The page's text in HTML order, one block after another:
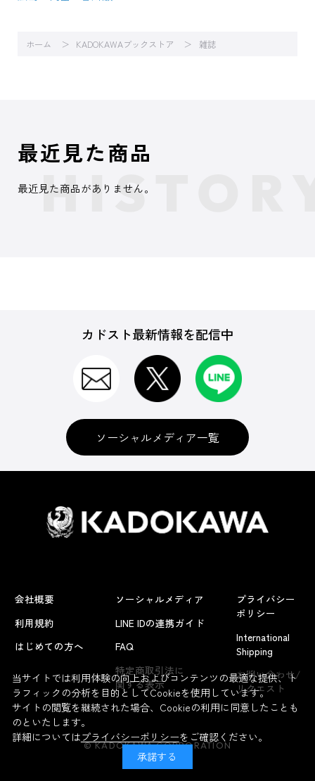
ホーム KADOKAWAブックストア 雑誌
よくあるお問い合わせ
最近見た商品
最近見た商品がありません。
カドスト最新情報を配信中
ソーシャルメディア一覧
会社概要
利用規約
はじめての方へ
ソーシャルメディア
LINE IDの連携ガイド
FAQ
特定商取引法に
関する表示
プライバシー
ポリシー
International
Shipping
お問い合わせ/
リクエスト
© KADOKAWA CORPORATION
当サイトでは利用体験の向上およびコンテンツの最適な提供、ト
ラフィックの分析を目的としてCookieを使用しています。
サイトの閲覧を継続された場合、Cookieの利用に同意したことも
のといたします。
詳細についてはプライバシーポリシーをご確認ください。
承諾する